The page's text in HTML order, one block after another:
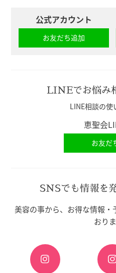
公式アカウント
お友だち追加
LINEでお悩み
LINE相談の使
恵聖会
お友だ
SNSでも情報を
美容の事から、お得な情報
おりま